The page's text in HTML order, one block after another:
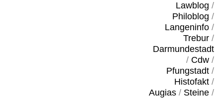
Lawblog /
Philoblog /
Langeninfo/
Trebur/
Darmundestadt
/ Cdw/
Pfungstadt/
Histofakt/
Augias/ Steine/